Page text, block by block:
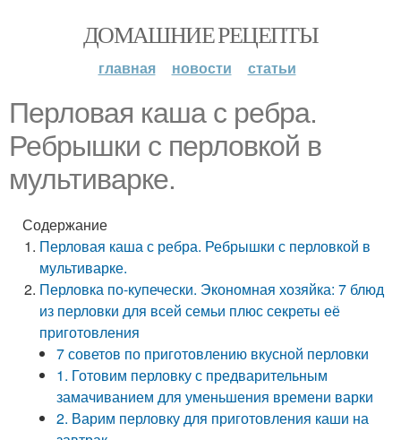
ДОМАШНИЕ РЕЦЕПТЫ
главная новости статьи
Перловая каша с ребра.
Ребрышки с перловкой в
мультиварке.
Содержание
Перловая каша с ребра. Ребрышки с перловкой в
мультиварке.
Перловка по-купечески. Экономная хозяйка: 7 блюд
из перловки для всей семьи плюс секреты её
приготовления
7 советов по приготовлению вкусной перловки
1. Готовим перловку с предварительным
замачиванием для уменьшения времени варки
2. Варим перловку для приготовления каши на